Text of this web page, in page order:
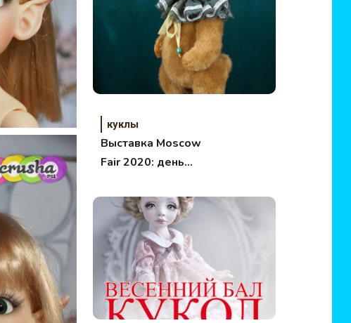
куклы
Выставка Moscow
Fair 2020: день
олимпийского мишки!